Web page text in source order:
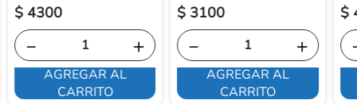
$ 4300
＋
－
AGREGAR AL
CARRITO
$ 3100
＋
－
AGREGAR AL
CARRITO
$